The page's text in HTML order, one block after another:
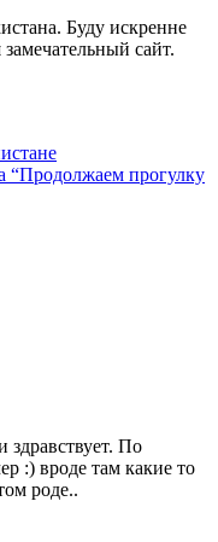
Буду искренне
сайт.
“Продолжаем прогулку
здравствует. По
:) вроде там какие то
роде..